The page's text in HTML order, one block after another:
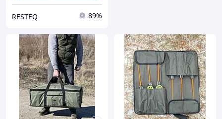
RESTEQ 89%